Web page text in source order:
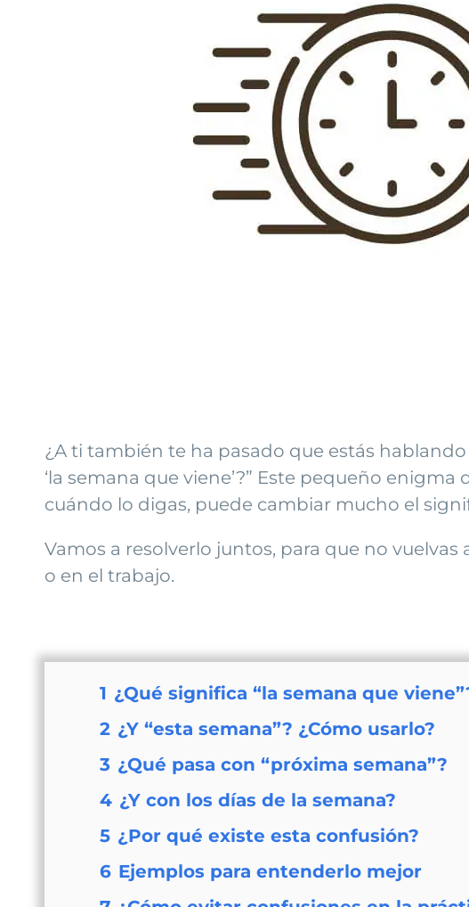
¿A ti también te ha pasado que estás
‘la semana que viene’?” Este pequeño
cuándo lo digas, puede cambiar mucho el
Vamos a resolverlo juntos, para que no
o en el trabajo.
1 ¿Qué significa “la semana que
2 ¿Y “esta semana”? ¿Cómo usarlo?
3 ¿Qué pasa con “próxima semana”?
4 ¿Y con los días de la semana?
5 ¿Por qué existe esta confusión?
6 Ejemplos para entenderlo mejor